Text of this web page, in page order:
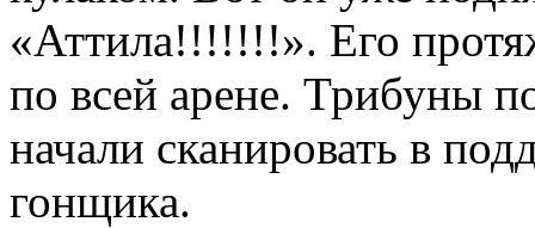
«Аттила!!!!!!!». Его
по всей арене. Трибуны
начали сканировать в
гонщика.